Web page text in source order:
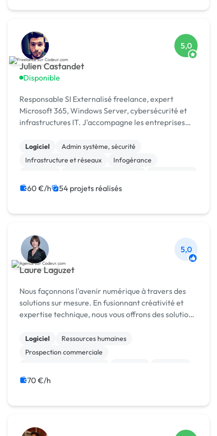
Julien Castandet
Disponible
5,0
Responsable SI Externalisé freelance, expert
Microsoft 365, Windows Server, cybersécurité et
infrastructures IT. J'accompagne les entreprises
numérique.
Logiciel
Admin système, sécurité
Infrastructure et réseaux
Infogérance
Windows
Sécurité Gestion de documents (GED)
60 €/h 54 projets réalisés
Laure Laguzet
5,0
Nous façonnons l'avenir numérique à travers des
solutions sur mesure. En fusionnant créativité et
expertise technique, nous vous offrons des solutions
Rejoignez-nous pour une expérience unique a...
Logiciel
Ressources humaines
Prospection commerciale
Maintenance
70 €/h